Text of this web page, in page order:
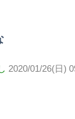
2020/01/26(日)